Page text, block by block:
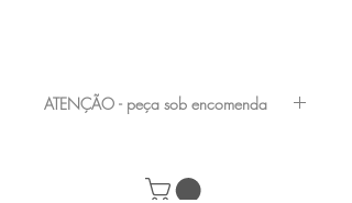
ATENÇÃO - peça sob encomenda